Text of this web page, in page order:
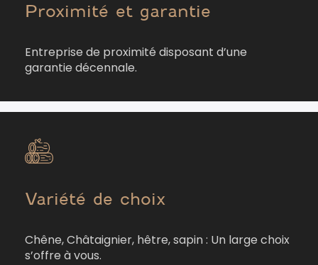
Proximité et garantie
Entreprise de proximité disposant d’une
garantie décennale.
Variété de choix
Chêne, Châtaignier, hêtre, sapin : Un large choix
s’offre à vous.